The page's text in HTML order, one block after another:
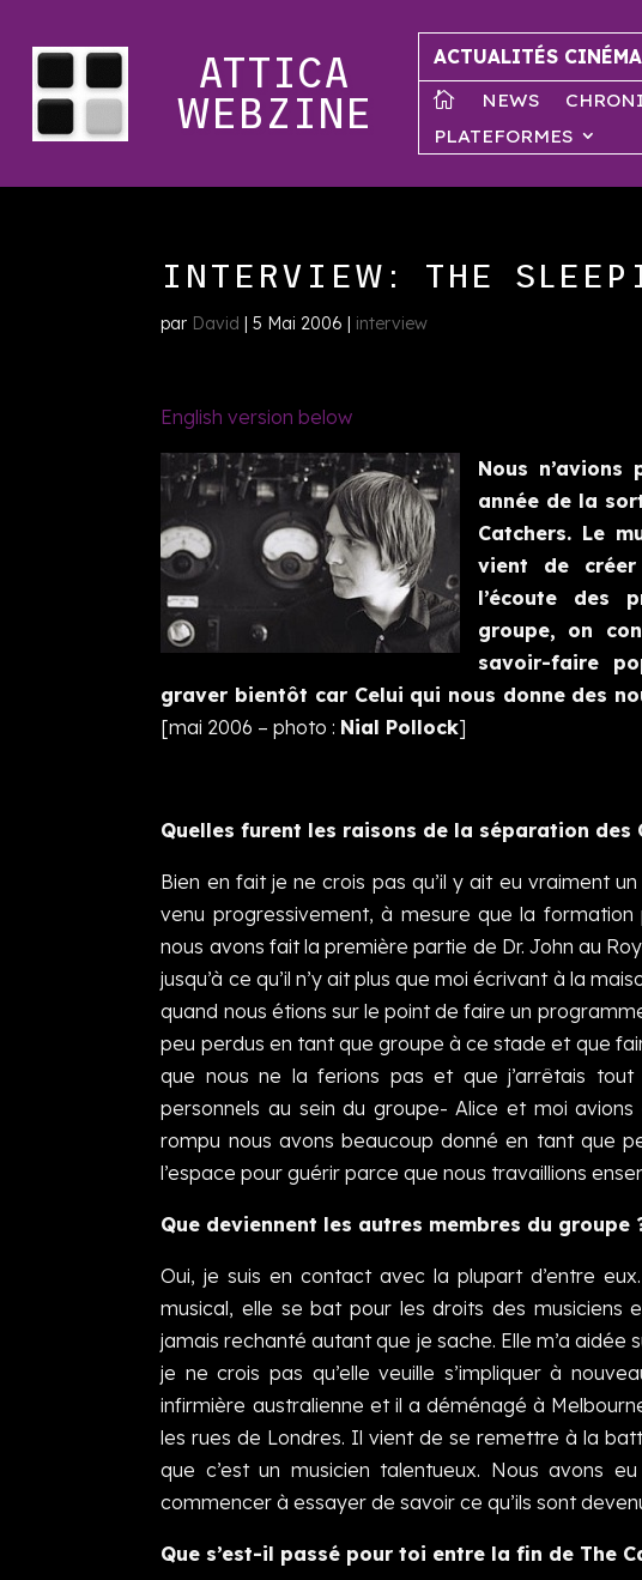
ATTICA
WEBZINE
ACTUALITÉS
 NEWS
PLATEFORMES
INTERVIEW: THE
par David |5 Mai 2006 | interview
English version below
Nous n’avions
année de la
Catchers. Le
vient de créer
l’écoute des
groupe, on
savoir-faire
graver bientôt car Celui qui nous donne des
[mai 2006 – photo : Nial Pollock]
Quelles furent les raisons de la séparation des
Bien en fait je ne crois pas qu’il y ait eu vraiment
venu progressivement, à mesure que la
nous avons fait la première partie de Dr. John au
jusqu’à ce qu’il n’y ait plus que moi écrivant à la
quand nous étions sur le point de faire un
peu perdus en tant que groupe à ce stade et que
que nous ne la ferions pas et que j’arrêtais tout
personnels au sein du groupe- Alice et moi
rompu nous avons beaucoup donné en tant que
l’espace pour guérir parce que nous travaillions
Que deviennent les autres membres du
Oui, je suis en contact avec la plupart d’entre
musical, elle se bat pour les droits des musiciens
jamais rechanté autant que je sache. Elle m’a aidée
je ne crois pas qu’elle veuille s’impliquer à
infirmière australienne et il a déménagé à
les rues de Londres. Il vient de se remettre à la
que c’est un musicien talentueux. Nous avons
commencer à essayer de savoir ce qu’ils sont
Que s’est-il passé pour toi entre la fin de The